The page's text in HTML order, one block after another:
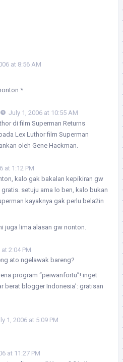
at 8:56 AM
*
July 1, 2006 at 10:55 AM
di film Superman Returns
Lex Luthor film Superman
oleh Gene Hackman.
at 1:12 PM
kalo gak bakalan kepikiran gw
setuju ama lo ben, kalo bukan
kayaknya gak perlu bela2in
juga lima alasan gw nonton.
2:04 PM
ato ngelawak bareng?
program “peiwanfortu”! inget
berat blogger Indonesia’: gratisan
1, 2006 at 5:09 PM
at 11:27 PM